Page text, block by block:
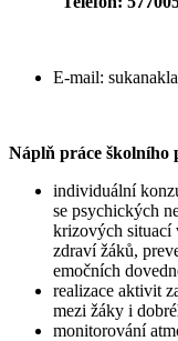
E-mail:
Náplň práce školního
individuální
se psychických
krizových situací
zdraví žáků,
emočních
realizace aktivit
mezi žáky i
monitorování